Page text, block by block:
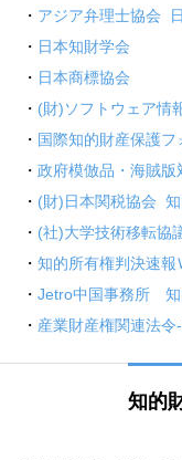
・ アジア弁理士協会
・ 日本知財学会
・ 日本商標協会
・ (財)ソフトウェア情
・ 国際知的財産保護フ
・ 政府模倣品・海賊版
・ (財)日本関税協会 知
・ (社)大学技術移転協
・ 知的所有権判決速報
・ Jetro中国事務所 知
・ 産業財産権関連法令
知的